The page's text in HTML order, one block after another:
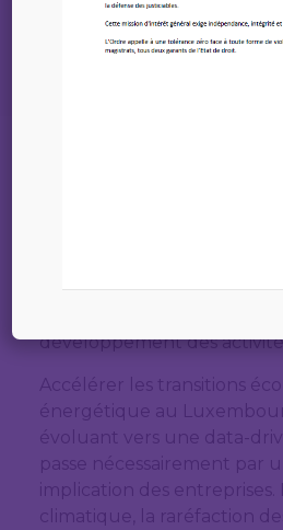
Elections 2023
Comment
ronde dédiée aux
développement des
Accélérer les transitions
énergétique au
évoluant vers une data-
passe nécessairement par
implication des
climatique, la raréfaction